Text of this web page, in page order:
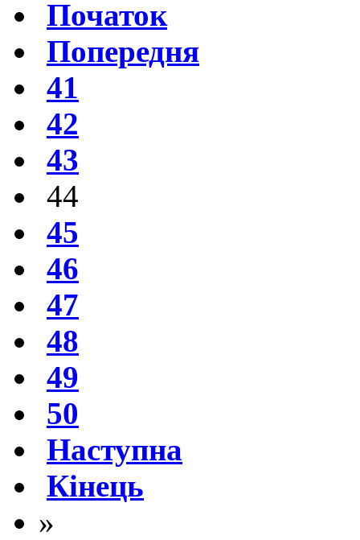
Початок
Попередня
41
42
43
44
45
46
47
48
49
50
Наступна
Кінець
»